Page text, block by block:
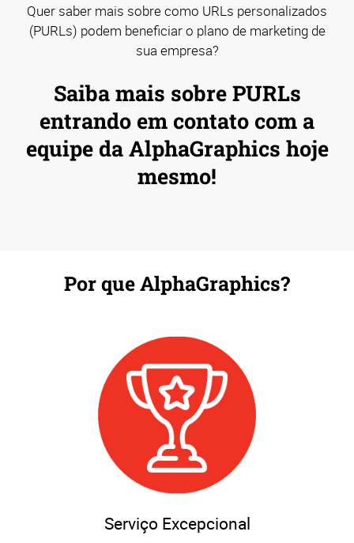
Quer saber mais sobre como URLs personalizados
(PURLs) podem beneficiar o plano de marketing de
sua empresa?
Saiba mais sobre PURLs
entrando em contato com a
equipe da AlphaGraphics hoje
mesmo!
Por que AlphaGraphics?
Serviço Excepcional